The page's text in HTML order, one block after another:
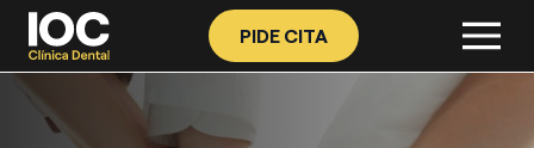
PIDE CITA